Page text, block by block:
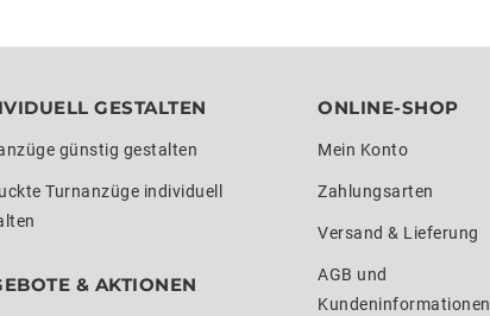
GESTALTEN
günstig gestalten
Turnanzüge individuell
& AKTIONEN
ONLINE-SHOP
Mein Konto
Zahlungsarten
Versand & Lieferung
AGB und
Kundeninformationen